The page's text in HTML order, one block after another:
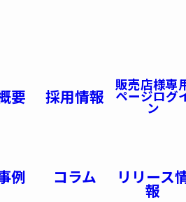
要 採用情報
販売店様専
ページログ
ン
例 コラム リリース
報